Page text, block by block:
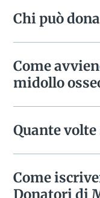
Chi può
Come
midollo
Quante
Come
Donatori di